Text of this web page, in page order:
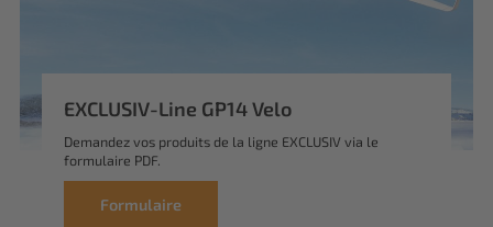
EXCLUSIV-Line GP14 Velo
Demandez vos produits de la ligne EXCLUSIV via le
formulaire PDF.
Formulaire